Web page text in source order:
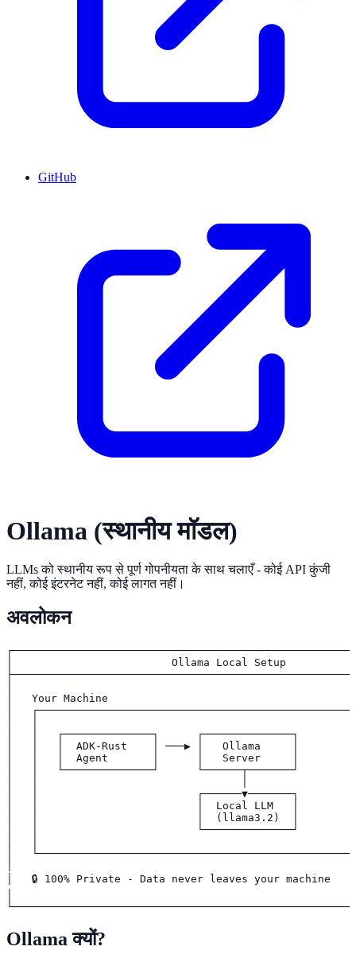
GitHub
Ollama (स्थानीय मॉडल)
LLMs को स्थानीय रूप से पूर्ण गोपनीयता के साथ चलाएँ - कोई API कुंजी
नहीं, कोई इंटरनेट नहीं, कोई लागत नहीं।
अवलोकन
│                         Ollama Local Setup
│   Your Machine
│
│   │   ┌──────────────┐      ┌──────────────┐
│   │   │  ADK-Rust    │ ───▶ │   Ollama     │
│   │   │  Agent       │      │   Server     │
│   │   └──────────────┘      └──────┬───────┘
│   │                         ┌──────▼───────┐
│   │                         │  Local LLM   │
│   │                         │  (llama3.2)  │
│   │                         └──────────────┘
│
│   🔒 100% Private - Data never leaves your
Ollama क्यों?